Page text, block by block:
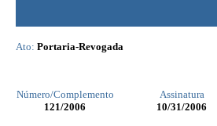
Ato: Portaria-Revogada
Número/Complemento Assinatura
121/2006 10/31/2006